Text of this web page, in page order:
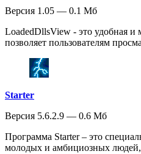
Версия 1.05 — 0.1 Мб
LoadedDllsView - это удобная и
позволяет пользователям
Starter
Версия 5.6.2.9 — 0.6 Мб
Программа Starter – это
молодых и амбициозных